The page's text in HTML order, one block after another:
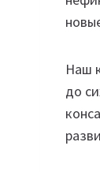
Наш
до